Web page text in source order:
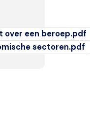
over een beroep.pdf
sectoren.pdf